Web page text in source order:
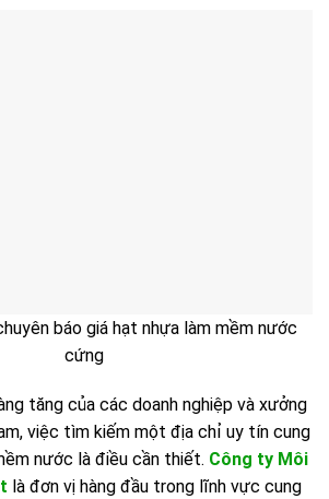
báo giá hạt nhựa làm mềm nước
cứng
tăng của các doanh nghiệp và xưởng
việc tìm kiếm một địa chỉ uy tín cung
nước là điều cần thiết. Công ty Môi
là đơn vị hàng đầu trong lĩnh vực cung